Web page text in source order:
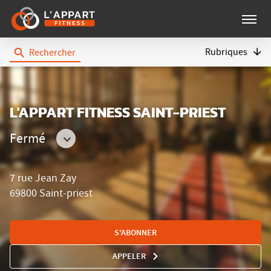
Menu
Rechercher
Rubriques
L'Appart
Fitness
L'APPART FITNESS SAINT-PRIEST
Fermé
Consulter
les
horaires
7 rue Jean Zay
69800 Saint-priest
S'ABONNER
APPELERAFFICHER